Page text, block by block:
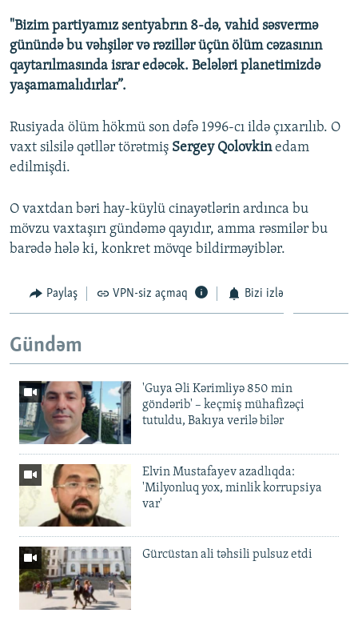
"Bizim partiyamız sentyabrın 8-də, vahid səsvermə
günündə bu vəhşilər və rəzillər üçün ölüm cəzasının
qaytarılmasında israr edəcək. Belələri planetimizdə
yaşamamalıdırlar”.
Rusiyada ölüm hökmü son dəfə 1996-cı ildə çıxarılıb. O
vaxt silsilə qətllər törətmiş Sergey Qolovkinedam
edilmişdi.
O vaxtdan bəri hay-küylü cinayətlərin ardınca bu
mövzu vaxtaşırı gündəmə qayıdır, amma rəsmilər bu
barədə hələ ki, konkret mövqe bildirməyiblər.
Paylaş VPN-siz açmaq Bizi izlə
Gündəm
'Guya Əli Kərimliyə 850 min
göndərib' – keçmiş mühafizəçi
tutuldu, Bakıya verilə bilər
Elvin Mustafayev azadlıqda:
'Milyonluq yox, minlik korrupsiya
var'
Gürcüstan ali təhsili pulsuz etdi